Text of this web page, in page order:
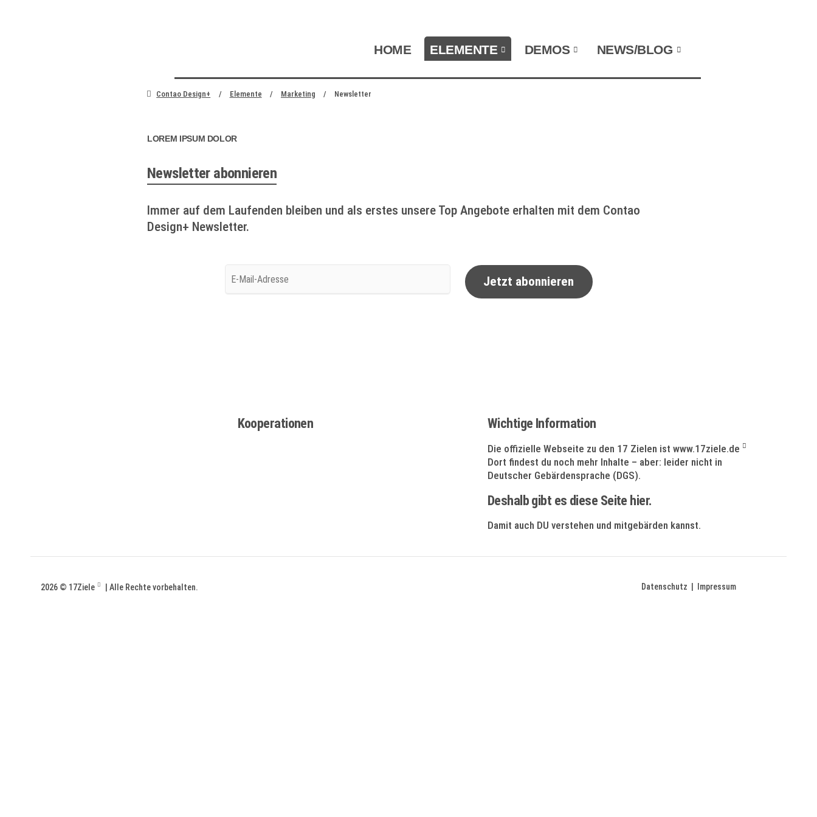
NAVIGATION ÜBERSPRINGEN
HOME ELEMENTE DEMOS NEWS/BLOG
zum Inhalt springen
Contao Design+ Elemente Marketing Newsletter
LOREM IPSUM DOLOR
Newsletter abonnieren
Immer auf dem Laufenden bleiben und als erstes unsere Top Angebote erhalten mit dem Contao
Design+ Newsletter.
E-
Jetzt abonnieren
Kooperationen Wichtige Information
Die offizielle Webseite zu den 17 Zielen ist www.17ziele.de
Dort findest du noch mehr Inhalte – aber: leider nicht in
Deutscher Gebärdensprache (DGS).
Deshalb gibt es diese Seite hier.
Damit auch DU verstehen und mitgebärden kannst.
2026 © 17Ziele | Alle Rechte vorbehalten. Datenschutz
Impressum